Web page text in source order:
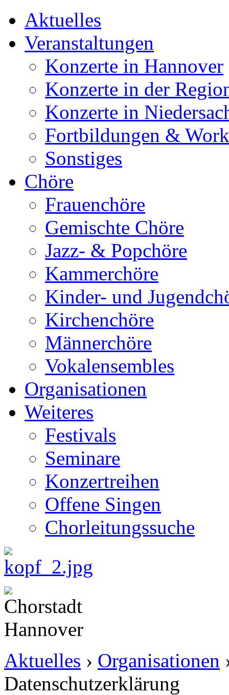
Aktuelles
Veranstaltungen
Konzerte in Hannover
Konzerte in der
Konzerte in
Fortbildungen &
Sonstiges
Chöre
Frauenchöre
Gemischte Chöre
Jazz- & Popchöre
Kammerchöre
Kinder- und
Kirchenchöre
Männerchöre
Vokalensembles
Organisationen
Weiteres
Festivals
Seminare
Konzertreihen
Offene Singen
Chorleitungssuche
Aktuelles › Organisationen
Datenschutzerklärung